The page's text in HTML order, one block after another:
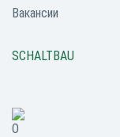
Вакансии
SCHALTBAU